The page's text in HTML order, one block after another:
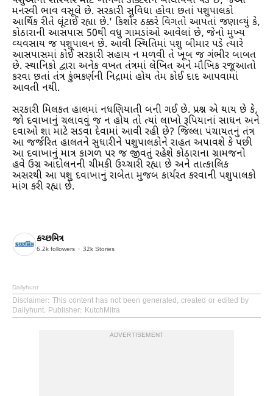
મનસ્વી ભાવ વસૂલે છે. સરકારી સુવિધા હોવા છતાં પશુપાલકો
આર્થિક રીતે લૂંટાઈ રહ્યા છે.' કિશોર ઠક્કરે વિગતો આપતાં જણાવ્યું કે,
કોઠારાની આસપાસ 50થી વધુ ગામડાંઓ આવેલાં છે, જેનો મુખ્ય
વ્યવસાય જ પશુપાલન છે. આવી સ્થિતિમાં પશુ બીમાર પડે ત્યારે
આસપાસમાં કોઈ સરકારી સહાય ન મળવી તે ખૂબ જ ગંભીર બાબત
છે. સ્થાનિકો દ્વારા અનેક વખત તંત્રમાં લેખિત અને મૌખિક રજૂઆતો
કરવા છતાં તંત્ર કુંભકર્ણની નિદ્રામાં હોય તેમ કોઈ દાદ આપવામાં
આવતી નથી.
સરકારી મિલકત હાલમાં નધણિયાતી બની ગઈ છે. પ્રશ્ન એ થાય છે કે,
જો દવાખાનું ચલાવવું જ ન હોય તો ત્યાં લાખો રૂપિયાનાં સાધન અને
દવાઓ શા માટે સડવા દેવામાં આવી રહી છે? જિલ્લા પંચાયતનું તંત્ર
આ જર્જરિત હાલતને સુધારીને પશુપાલકોને રાહત અપાવશે કે પછી
આ દવાખાનું માત્ર કાગળ પર જ જીવતું રહેશે કોઠારાના ગ્રામજનો
હવે ઉગ્ર આંદોલનની ચીમકી ઉચ્ચારી રહ્યા છે અને તાત્કાલિક
અસરથી આ પશુ દવાખાનું રાબેતા મુજબ કાર્યરત કરવાની પશુપાલકો
માંગ કરી રહ્યા છે.
કચ્છમિત્ર
6.2k followers 32k Stories
Dailyhunt
Disclaimer: This content has not been generated, created or edited by
Dailyhunt. Publisher: KutchMitra
ADVERTISEMENT